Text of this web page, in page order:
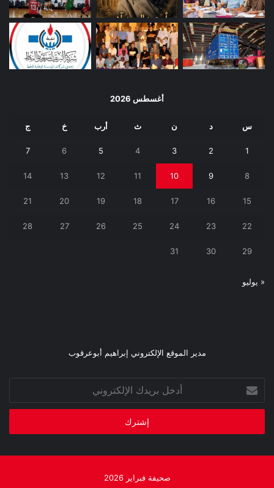
أغسطس 2026
س د ن ث أرب خ ج
1
2
3
4
5
6
7
8
9
10
11
12
13
14
15
16
17
18
19
20
21
22
23
24
25
26
27
28
29
30
31
« يوليو
مدير الموقع الإلكتروني إبراهيم أبوعرقوب
بريدك
الإلكتروني
صحيفة فبراير 2026